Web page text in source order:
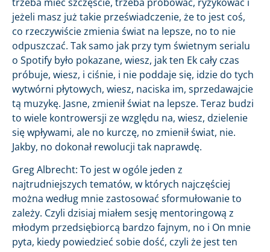
jeżeli masz już takie przeświadczenie, że to jest coś,
co rzeczywiście zmienia świat na lepsze, no to nie
odpuszczać. Tak samo jak przy tym świetnym serialu
o Spotify było pokazane, wiesz, jak ten Ek cały czas
próbuje, wiesz, i ciśnie, i nie poddaje się, idzie do tych
wytwórni płytowych, wiesz, naciska im, sprzedawajcie
tą muzykę. Jasne, zmienił świat na lepsze. Teraz budzi
to wiele kontrowersji ze względu na, wiesz, dzielenie
się wpływami, ale no kurczę, no zmienił świat, nie.
Jakby, no dokonał rewolucji tak naprawdę.
Greg Albrecht: To jest w ogóle jeden z
najtrudniejszych tematów, w których najczęściej
można według mnie zastosować sformułowanie to
zależy. Czyli dzisiaj miałem sesję mentoringową z
młodym przedsiębiorcą bardzo fajnym, no i On mnie
pyta, kiedy powiedzieć sobie dość, czyli że jest ten